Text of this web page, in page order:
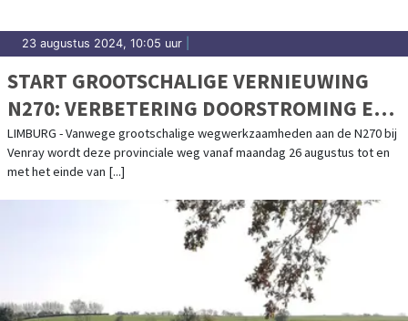
23 augustus 2024, 10:05 uur
START GROOTSCHALIGE VERNIEUWING
N270: VERBETERING DOORSTROMING EN
VERKEERSVEILIGHEID
LIMBURG - Vanwege grootschalige wegwerkzaamheden aan de N270 bij
Venray wordt deze provinciale weg vanaf maandag 26 augustus tot en
met het einde van [...]